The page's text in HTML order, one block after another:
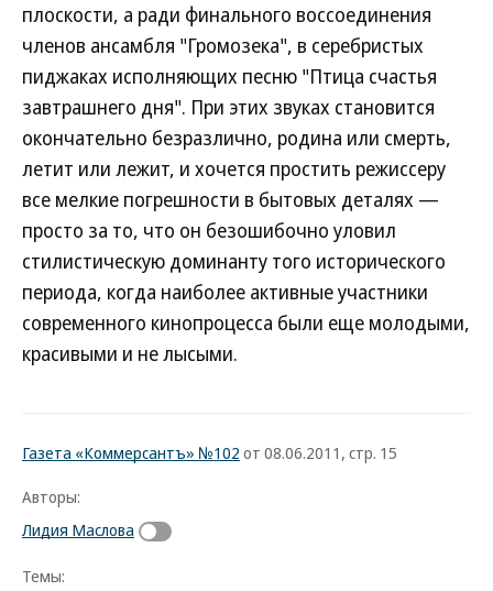
плоскости, а ради финального воссоединения
членов ансамбля "Громозека", в серебристых
пиджаках исполняющих песню "Птица счастья
завтрашнего дня". При этих звуках становится
окончательно безразлично, родина или смерть,
летит или лежит, и хочется простить режиссеру
все мелкие погрешности в бытовых деталях —
просто за то, что он безошибочно уловил
стилистическую доминанту того исторического
периода, когда наиболее активные участники
современного кинопроцесса были еще молодыми,
красивыми и не лысыми.
Газета «Коммерсантъ» №102 от 08.06.2011, стр. 15
Авторы:
Лидия Маслова
Темы: